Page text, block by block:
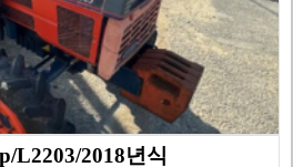
L2203/2018년식